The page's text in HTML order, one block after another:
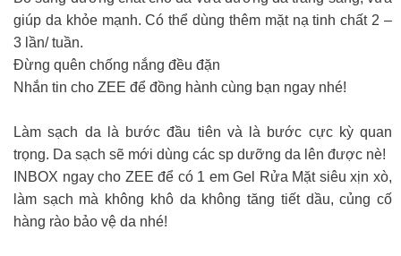
giúp da khỏe mạnh. Có thể dùng thêm mặt nạ tinh chất 2 –
3 lần/ tuần.
Đừng quên chống nắng đều đặn
Nhắn tin cho ZEE để đồng hành cùng bạn ngay nhé!
Làm sạch da là bước đầu tiên và là bước cực kỳ quan
trọng. Da sạch sẽ mới dùng các sp dưỡng da lên được nè!
INBOX ngay cho ZEE để có 1 em Gel Rửa Mặt siêu xịn xò,
làm sạch mà không khô da không tăng tiết dầu, củng cố
hàng rào bảo vệ da nhé!